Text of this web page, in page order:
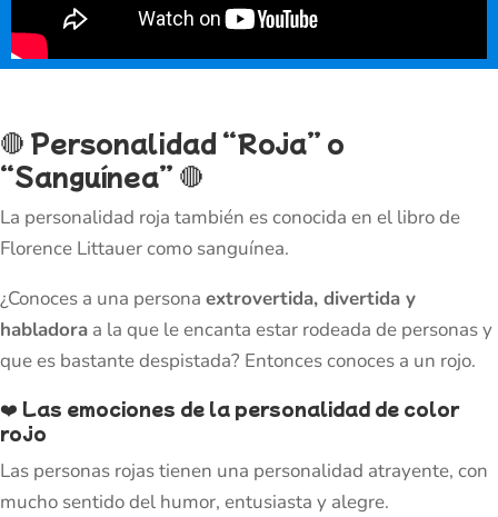
🔴 Personalidad “Roja” o
“Sanguínea” 🔴
La personalidad roja también es conocida en el libro de
Florence Littauer como sanguínea.
¿Conoces a una persona extrovertida, divertida y
habladora a la que le encanta estar rodeada de personas y
que es bastante despistada? Entonces conoces a un rojo.
❤️ Las emociones de la personalidad de color
rojo
Las personas rojas tienen una personalidad atrayente, con
mucho sentido del humor, entusiasta y alegre.